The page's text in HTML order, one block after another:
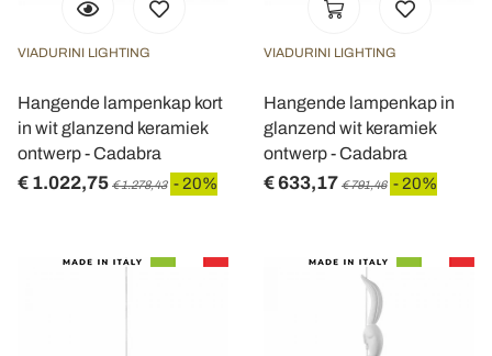
con altre informazioni che ha fornito loro o che hanno
VIADURINI LIGHTING
Hangende lampenkap kort
in wit glanzend keramiek
ontwerp - Cadabra
€ 1.022,75 € 1.278,43 - 20%
VIADURINI LIGHTING
Hangende lampenkap in
glanzend wit keramiek
ontwerp - Cadabra
€ 633,17 € 791,46 - 20%